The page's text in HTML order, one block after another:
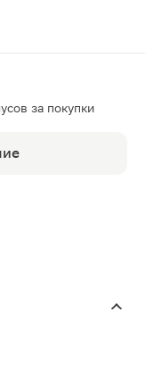
за покупки